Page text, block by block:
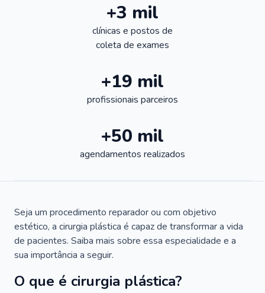
+3 mil
clínicas e postos de
coleta de exames
+19 mil
profissionais parceiros
+50 mil
agendamentos realizados
Seja um procedimento reparador ou com objetivo
estético, a cirurgia plástica é capaz de transformar a vida
de pacientes. Saiba mais sobre essa especialidade e a
sua importância a seguir.
O que é cirurgia plástica?